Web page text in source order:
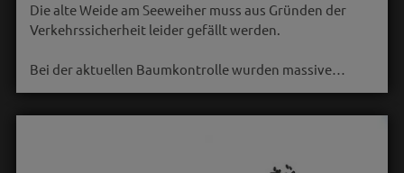
Die alte Weide am Seeweiher muss aus Gründen der
Verkehrssicherheit leider gefällt werden.
Bei der aktuellen Baumkontrolle wurden massive…